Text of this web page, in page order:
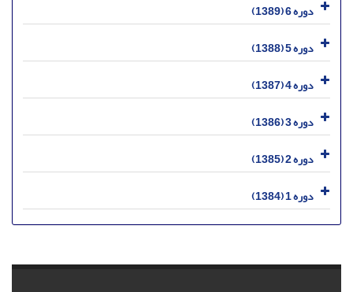
دوره 6 (1389)
دوره 5 (1388)
دوره 4 (1387)
دوره 3 (1386)
دوره 2 (1385)
دوره 1 (1384)